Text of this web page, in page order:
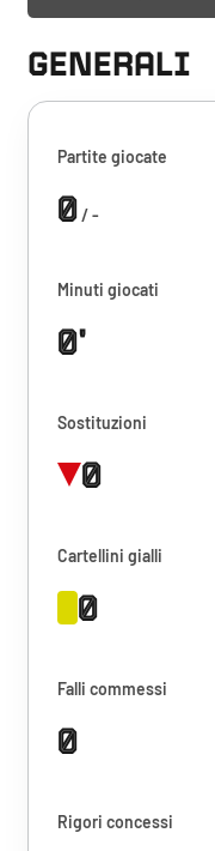
GENERALI
Partite giocate
0/ -
Minuti giocati
0'
Sostituzioni
0
Cartellini gialli
0
Falli commessi
0
Rigori concessi